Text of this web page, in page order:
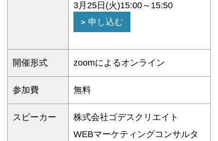
3月25日(火)15:00～15:50
申し込む
開催形式 zoomによるオンライン
参加費 無料
スピーカー
株式会社ゴデスクリエイト
WEBマーケティングコンサルタ